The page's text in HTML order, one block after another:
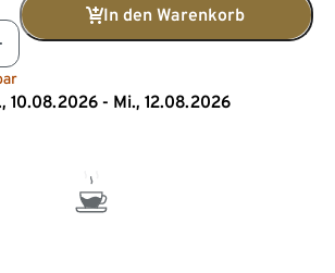
In den Warenkorb
10.08.2026 - Mi., 12.08.2026